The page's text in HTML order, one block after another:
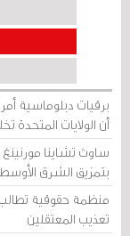
برقيات دبلوماسية
أن الولايات المتحدة
ساوث تشاينا
بتمزيق الشرق الأوسط
منظمة حقوقية
تعذيب المعتقلين